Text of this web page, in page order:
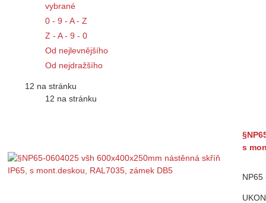
vybrané
0 - 9 - A - Z
Z - A - 9 - 0
Od nejlevnějšího
Od nejdražšího
12 na stránku
12 na stránku
s
NP65